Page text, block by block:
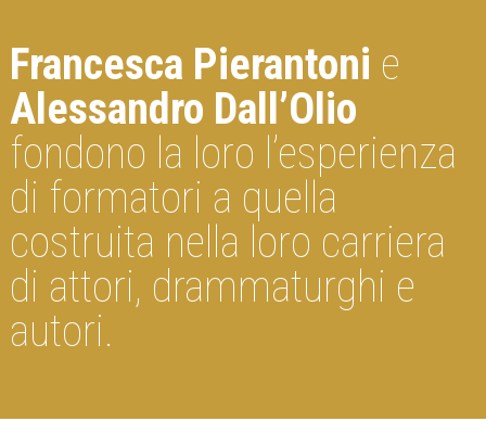
Francesca Pierantoni e
Alessandro Dall’Olio
fondono la loro l’esperienza
di formatori a quella
costruita nella loro carriera
di attori, drammaturghi e
autori.